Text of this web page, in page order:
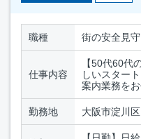
職種 街の安全見
仕事内容
【50代60代
しいスター
案内業務を
勤務地 大阪市淀川区